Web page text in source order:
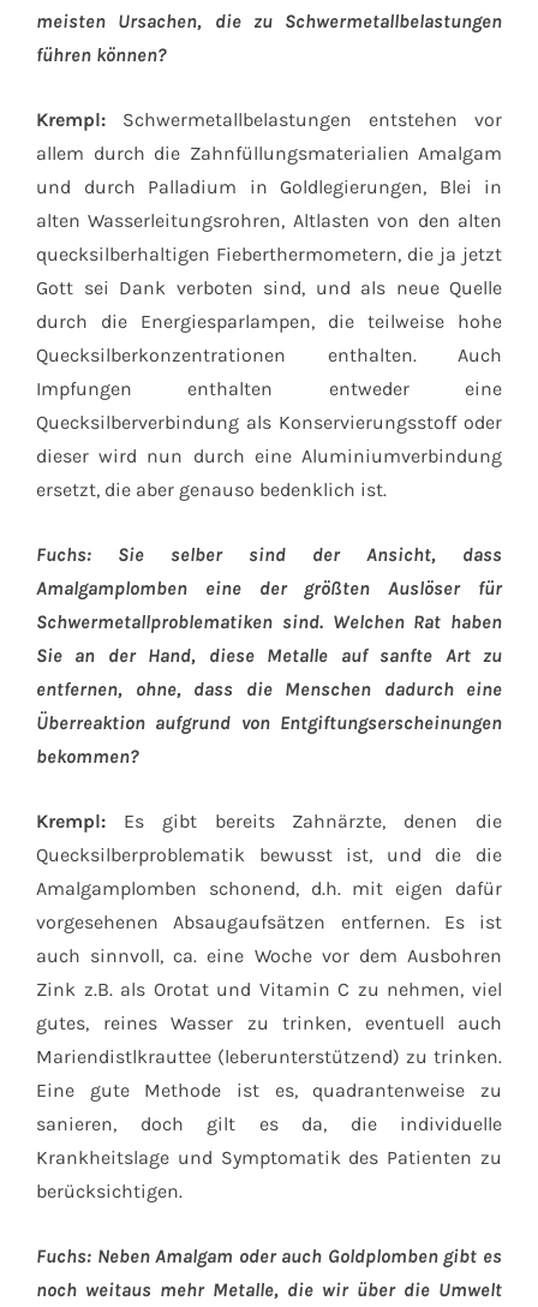
meisten Ursachen, die zu Schwermetallbelastungen
führen können?
Krempl: Schwermetallbelastungen entstehen vor
allem durch die Zahnfüllungsmaterialien Amalgam
und durch Palladium in Goldlegierungen, Blei in
alten Wasserleitungsrohren, Altlasten von den alten
quecksilberhaltigen Fieberthermometern, die ja jetzt
Gott sei Dank verboten sind, und als neue Quelle
durch die Energiesparlampen, die teilweise hohe
Quecksilberkonzentrationen enthalten. Auch
Impfungen enthalten entweder eine
Quecksilberverbindung als Konservierungsstoff oder
dieser wird nun durch eine Aluminiumverbindung
ersetzt, die aber genauso bedenklich ist.
Fuchs: Sie selber sind der Ansicht, dass
Amalgamplomben eine der größten Auslöser für
Schwermetallproblematiken sind. Welchen Rat haben
Sie an der Hand, diese Metalle auf sanfte Art zu
entfernen, ohne, dass die Menschen dadurch eine
Überreaktion aufgrund von Entgiftungserscheinungen
bekommen?
Krempl: Es gibt bereits Zahnärzte, denen die
Quecksilberproblematik bewusst ist, und die die
Amalgamplomben schonend, d.h. mit eigen dafür
vorgesehenen Absaugaufsätzen entfernen. Es ist
auch sinnvoll, ca. eine Woche vor dem Ausbohren
Zink z.B. als Orotat und Vitamin C zu nehmen, viel
gutes, reines Wasser zu trinken, eventuell auch
Mariendistlkrauttee (leberunterstützend) zu trinken.
Eine gute Methode ist es, quadrantenweise zu
sanieren, doch gilt es da, die individuelle
Krankheitslage und Symptomatik des Patienten zu
berücksichtigen.
Fuchs: Neben Amalgam oder auch Goldplomben gibt es
noch weitaus mehr Metalle, die wir über die Umwelt